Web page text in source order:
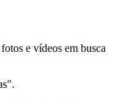
e vídeos em busca